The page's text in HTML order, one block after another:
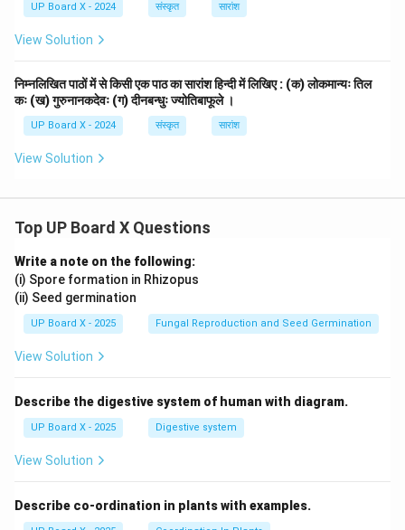
UP Board X - 2024 संस्कृत सारांश
View Solution
निम्नलिखित पाठों में से किसी एक पाठ का सारांश हिन्दी में लिखिए : (क) लोकमान्यः तिल
कः (ख) गुरुनानकदेवः (ग) दीनबन्धुः ज्योतिबाफूले ।
UP Board X - 2024 संस्कृत सारांश
View Solution
Top UP Board X Questions
Write a note on the following:
(i) Spore formation in Rhizopus
(ii) Seed germination
UP Board X - 2025 Fungal Reproduction and Seed Germination
View Solution
Describe the digestive system of human with diagram.
UP Board X - 2025 Digestive system
View Solution
Describe co-ordination in plants with examples.